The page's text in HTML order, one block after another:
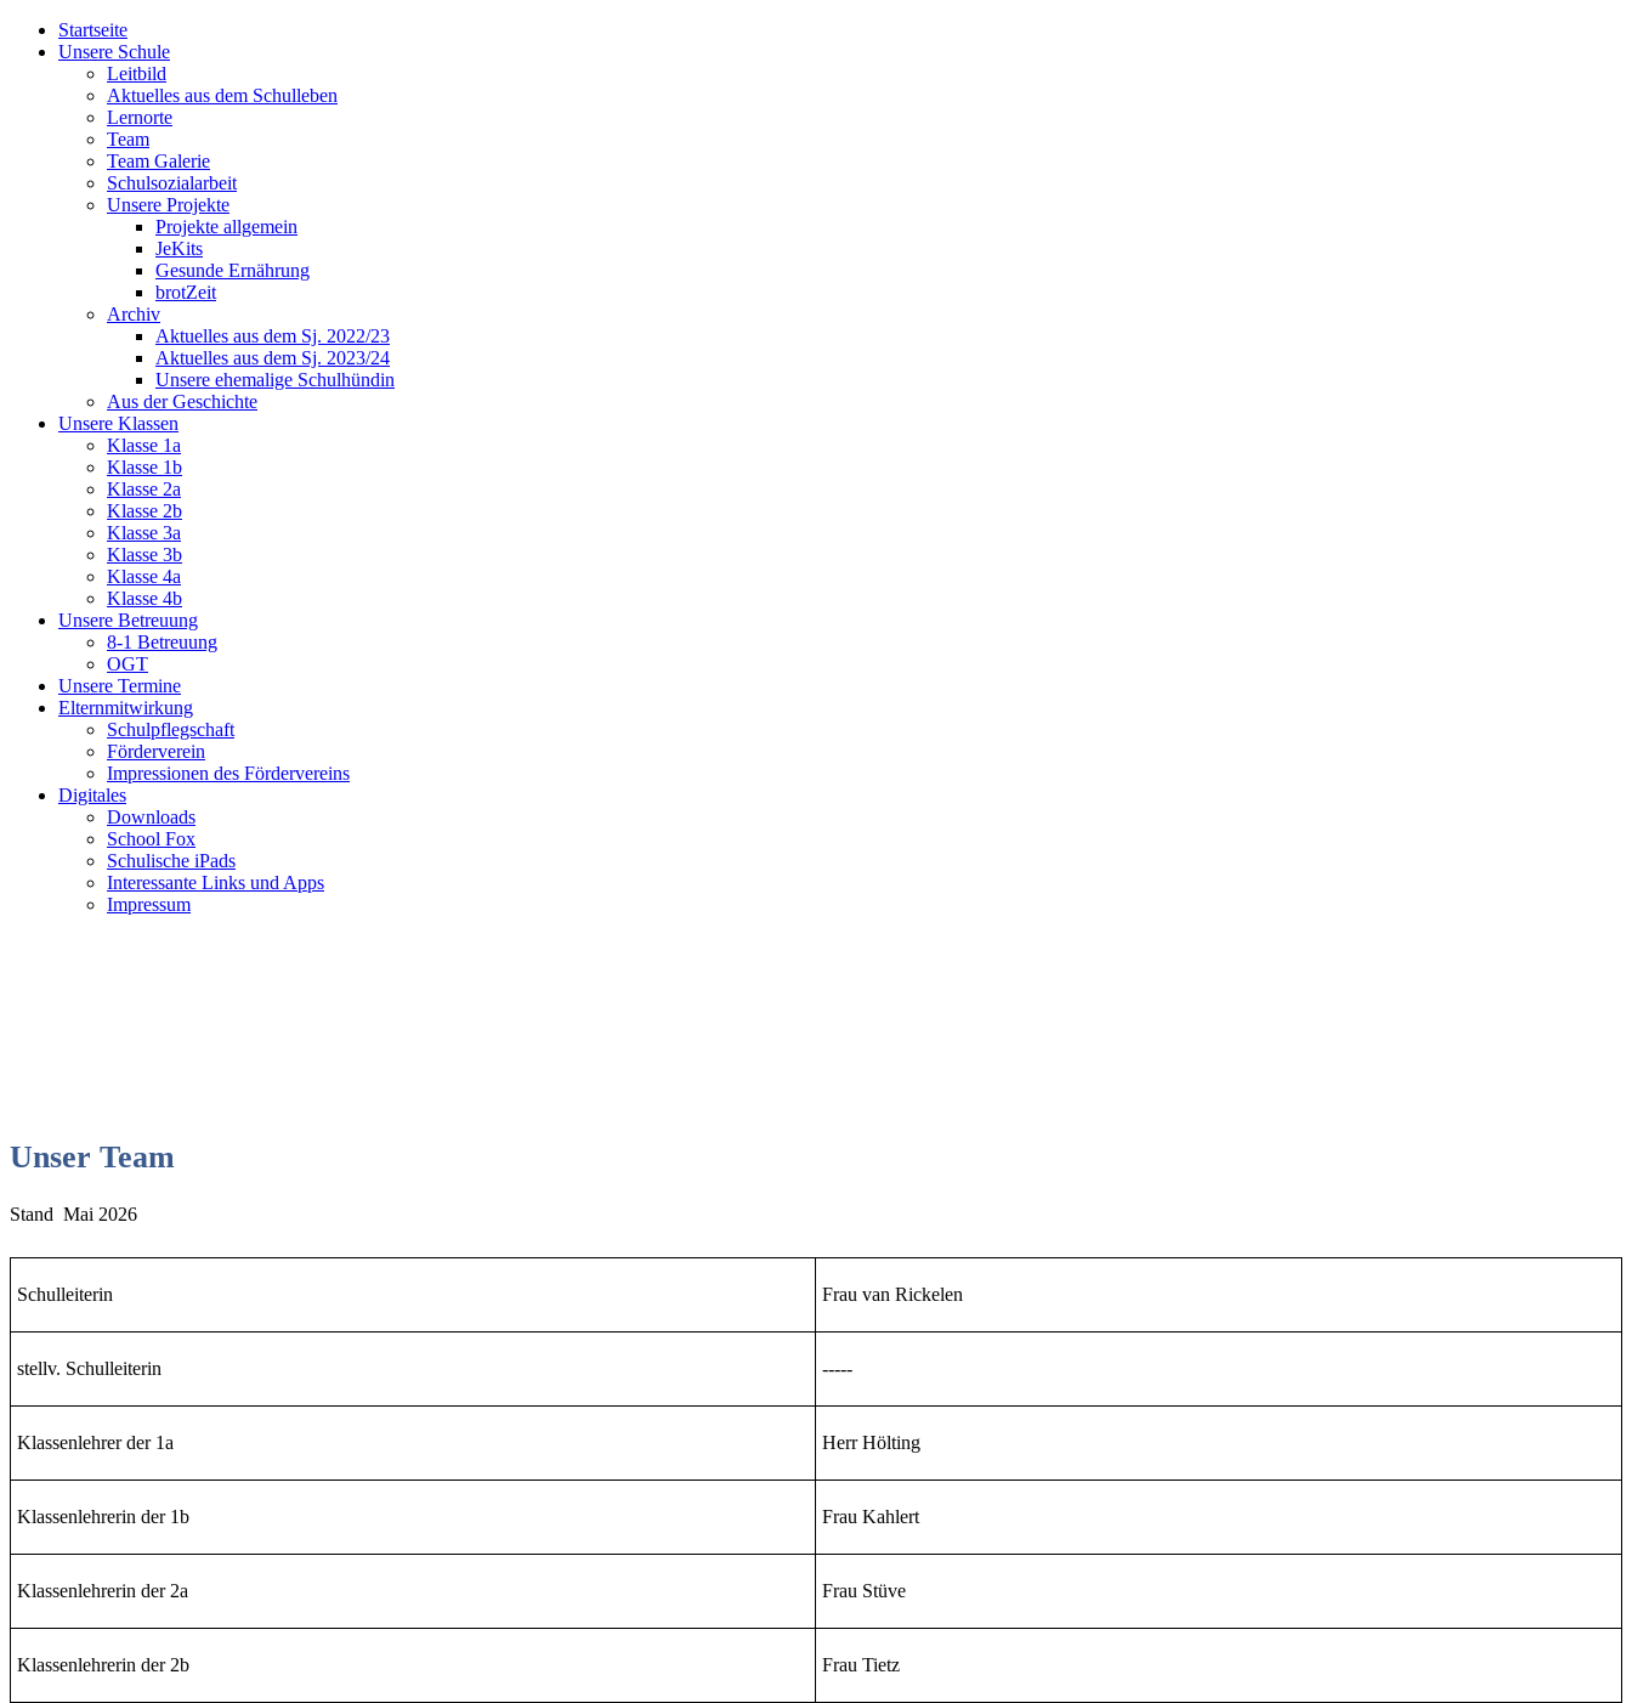
Startseite
Unsere Schule
Leitbild
Aktuelles aus dem Schulleben
Lernorte
Team
Team Galerie
Schulsozialarbeit
Unsere Projekte
Projekte allgemein
JeKits
Gesunde Ernährung
brotZeit
Archiv
Aktuelles aus dem Sj. 2022/23
Aktuelles aus dem Sj. 2023/24
Unsere ehemalige Schulhündin
Aus der Geschichte
Unsere Klassen
Klasse 1a
Klasse 1b
Klasse 2a
Klasse 2b
Klasse 3a
Klasse 3b
Klasse 4a
Klasse 4b
Unsere Betreuung
8-1 Betreuung
OGT
Unsere Termine
Elternmitwirkung
Schulpflegschaft
Förderverein
Impressionen des Fördervereins
Digitales
Downloads
School Fox
Schulische iPads
Interessante Links und Apps
Impressum
Unser Team
Stand Mai 2026
Schulleiterin Frau van Rickelen
stellv. Schulleiterin -----
Klassenlehrer der 1a Herr Hölting
Klassenlehrerin der 1b Frau Kahlert
Klassenlehrerin der 2a Frau Stüve
Klassenlehrerin der 2b Frau Tietz